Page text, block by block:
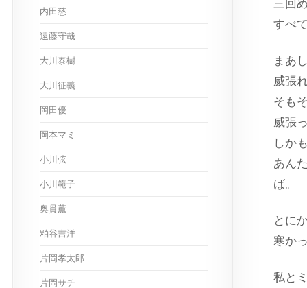
三回
すべ
まあ
威張
そも
威張
しか
あん
ば。
とに
寒か
私と
内田慈
遠藤守哉
大川泰樹
大川征義
岡田優
岡本マミ
小川弦
小川範子
奥貫薫
粕谷吉洋
片岡孝太郎
片岡サチ